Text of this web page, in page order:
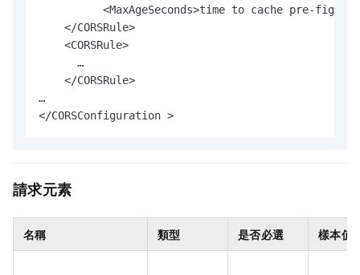
<MaxAgeSeconds>time to cache pre-fight
    </CORSRule>
    <CORSRule>
      …
    </CORSRule>
…
</CORSConfiguration >
請求元素
名稱 類型 是否必選 樣本值